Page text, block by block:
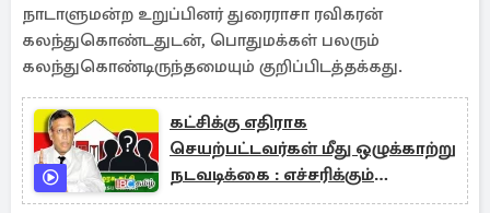
நாடாளுமன்ற உறுப்பினர் துரைராசா ரவிகரன்
கலந்துகொண்டதுடன், பொதுமக்கள் பலரும்
கலந்துகொண்டிருந்தமையும் குறிப்பிடத்தக்கது.
கட்சிக்கு எதிராக
செயற்பட்டவர்கள் மீது ஒழுக்காற்று
நடவடிக்கை : எச்சரிக்கும்
சுமந்திரன்